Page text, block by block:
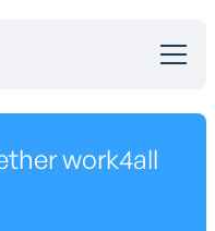
work4all